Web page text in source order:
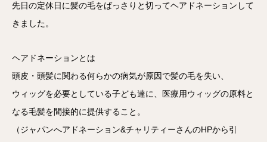
先日の定休日に髪の毛をばっさりと切ってヘアドネーションして
きました。
ヘアドネーションとは
頭皮・頭髪に関わる何らかの病気が原因で髪の毛を失い、
ウィッグを必要としている子ども達に、医療用ウィッグの原料と
なる毛髪を間接的に提供すること。
（ジャパンへアドネーション&チャリティーさんのHPから引